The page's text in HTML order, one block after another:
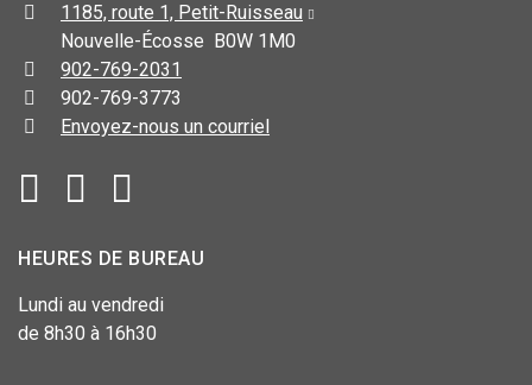
1185, route 1, Petit-Ruisseau
Nouvelle-Écosse B0W 1M0
902-769-2031
902-769-3773
Envoyez-nous un courriel
HEURES DE BUREAU
Lundi au vendredi
de 8h30 à 16h30